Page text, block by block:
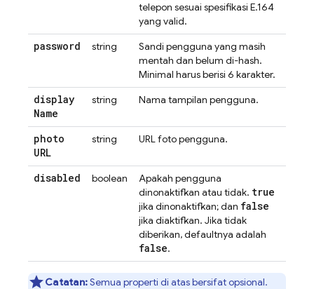
telepon sesuai spesifikasi E.164
yang valid.
password string
Sandi pengguna yang masih
mentah dan belum di-hash.
Minimal harus berisi 6 karakter.
display
Name
string Nama tampilan pengguna.
photo
URL
string URL foto pengguna.
disabled boolean
Apakah pengguna
dinonaktifkan atau tidak. true
jika dinonaktifkan; dan false
jika diaktifkan. Jika tidak
diberikan, defaultnya adalah
false.
Catatan:Semua properti di atas bersifat opsional.